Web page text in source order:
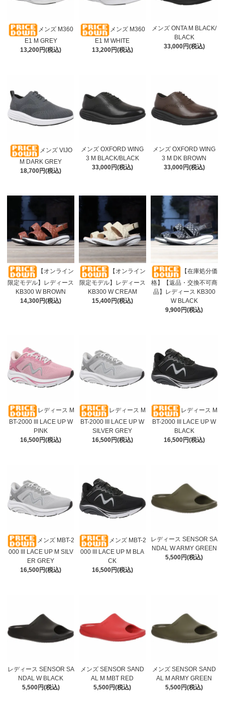
メンズ M360
E1 M GREY
13,200円(税込)
メンズ M360
E1 M WHITE
13,200円(税込)
メンズ ONTA M BLACK/
BLACK
33,000円(税込)
メンズ VIJO
M DARK GREY
18,700円(税込)
メンズ OXFORD WING
3 M BLACK/BLACK
33,000円(税込)
メンズ OXFORD WING
3 M DK BROWN
33,000円(税込)
【オンライン
限定モデル】レディース
KB300 W BROWN
14,300円(税込)
【オンライン
限定モデル】レディース
KB300 W CREAM
15,400円(税込)
【在庫処分価
格】【返品・交換不可商
品】レディース KB300
W BLACK
9,900円(税込)
レディース M
BT-2000 III LACE UP W
PINK
16,500円(税込)
レディース M
BT-2000 III LACE UP W
SILVER GREY
16,500円(税込)
レディース M
BT-2000 III LACE UP W
BLACK
16,500円(税込)
メンズ MBT-2
000 III LACE UP M SILV
ER GREY
16,500円(税込)
メンズ MBT-2
000 III LACE UP M BLA
CK
16,500円(税込)
レディース SENSOR SA
NDAL W ARMY GREEN
5,500円(税込)
レディース SENSOR SA
NDAL W BLACK
5,500円(税込)
メンズ SENSOR SAND
AL M MBT RED
5,500円(税込)
メンズ SENSOR SAND
AL M ARMY GREEN
5,500円(税込)